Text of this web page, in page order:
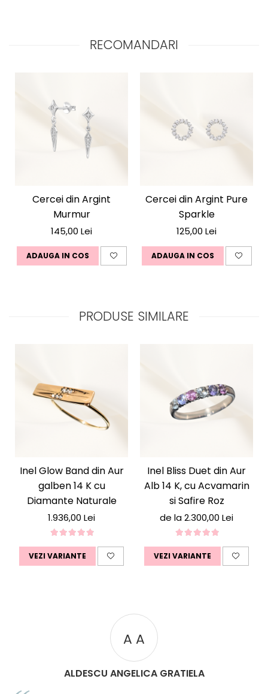
Luminos. Delicat. Plin de sens.
RECOMANDARI
Cercei din Argint
Murmur
145,00 Lei
ADAUGA IN COS
Cercei din Argint Pure
Sparkle
125,00 Lei
ADAUGA IN COS
PRODUSE SIMILARE
Inel Glow Band din Aur
galben 14 K cu
Diamante Naturale
1.936,00 Lei
VEZI VARIANTE
Inel Bliss Duet din Aur
Alb 14 K, cu Acvamarin
si Safire Roz
de la 2.300,00 Lei
VEZI VARIANTE
A A
ALDESCU ANGELICA GRATIELA